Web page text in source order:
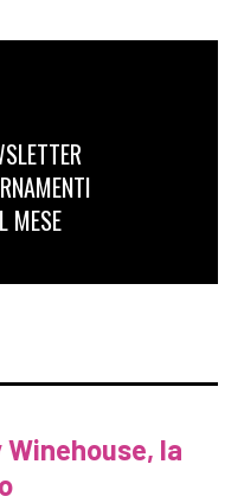
MESE
la